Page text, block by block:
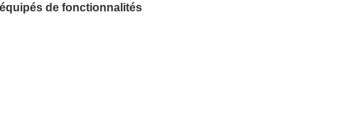
de fonctionnalités